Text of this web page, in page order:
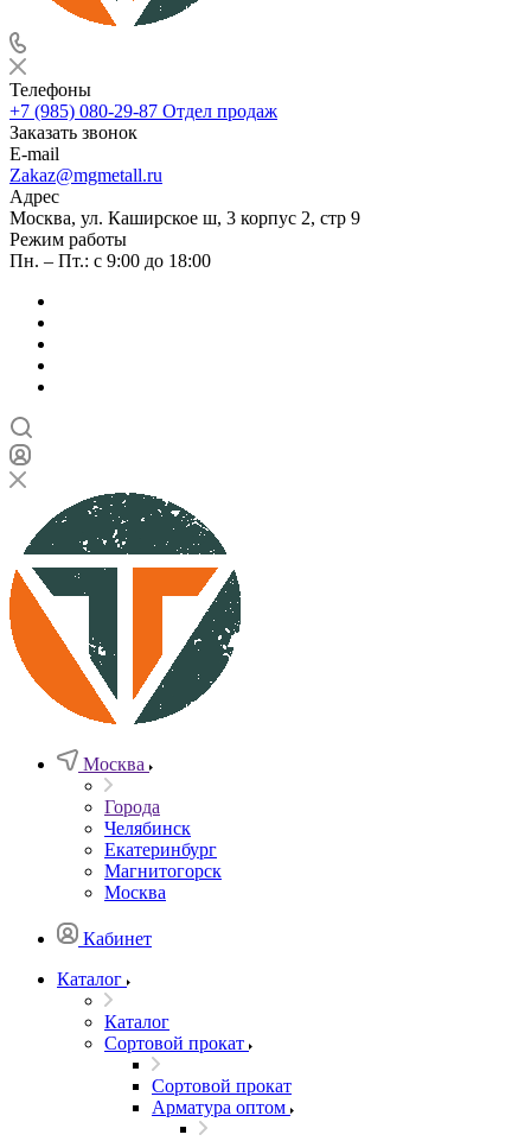
Телефоны
+7 (985) 080-29-87 Отдел продаж
Заказать звонок
E-mail
Zakaz@mgmetall.ru
Адрес
Москва, ул. Каширское ш, 3 корпус 2, стр 9
Режим работы
Пн. – Пт.: с 9:00 до 18:00
Москва
Города
Челябинск
Екатеринбург
Магнитогорск
Москва
Кабинет
Каталог
Каталог
Сортовой прокат
Сортовой прокат
Арматура оптом